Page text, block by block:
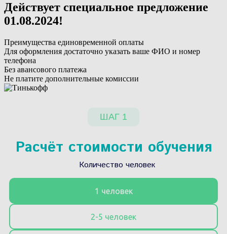
Действует специальное предложение
01.08.2024!
Преимущества единовременной оплаты
Для оформления достаточно указать ваше ФИО и номер
телефона
Без авансового платежа
Не платите дополнительные комиссии